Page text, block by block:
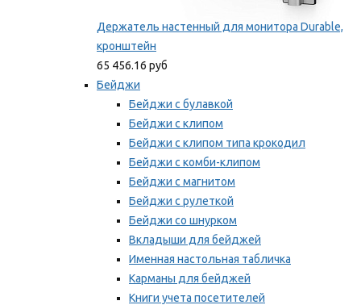
Держатель настенный для монитора Durable,
кронштейн
65 456.16 руб
Бейджи
Бейджи с булавкой
Бейджи с клипом
Бейджи с клипом типа крокодил
Бейджи с комби-клипом
Бейджи с магнитом
Бейджи с рулеткой
Бейджи со шнурком
Вкладыши для бейджей
Именная настольная табличка
Карманы для бейджей
Книги учета посетителей